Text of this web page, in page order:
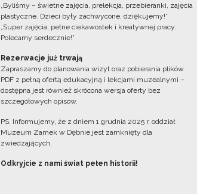
„Byliśmy – świetne zajęcia, prelekcja, przebieranki, zajęcia
plastyczne. Dzieci były zachwycone, dziękujemy!”
„Super zajęcia, pełne ciekawostek i kreatywnej pracy.
Polecamy serdecznie!”
Rezerwacje już trwają
Zapraszamy do planowania wizyt oraz pobierania plików
PDF z pełną ofertą edukacyjną i lekcjami muzealnymi –
dostępna jest również skrócona wersja oferty bez
szczegółowych opisów.
PS. Informujemy, że z dniem 1 grudnia 2025 r. oddział
Muzeum Zamek w Dębnie jest zamknięty dla
zwiedzających.
Odkryjcie z nami świat pełen historii!